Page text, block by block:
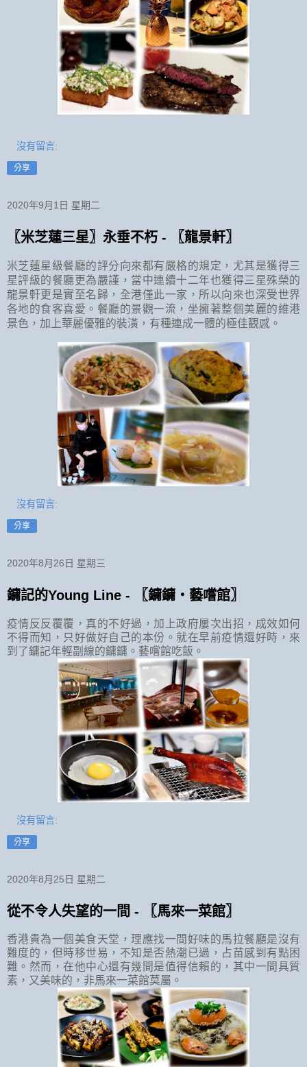
沒有留言:
分享
2020年9月1日 星期二
〖米芝蓮三星〗永垂不朽 - 〖龍景軒〗
米芝蓮星級餐廳的評分向來都有嚴格的規定，尤其是獲得三
星評級的餐廳更為嚴謹，當中連續十二年也獲得三星殊榮的
龍景軒更是實至名歸，全港僅此一家，所以向來也深受世界
各地的食客喜愛。餐廳的景觀一流，坐擁著整個美麗的維港
景色，加上華麗優雅的裝潢，有種連成一體的極佳觀感。
沒有留言:
分享
2020年8月26日 星期三
鏞記的Young Line - 〖鏞鏞・藝嚐館〗
疫情反反覆覆，真的不好過，加上政府屢次出招，成效如何
不得而知，只好做好自己的本份。就在早前疫情還好時，來
到了鏞記年輕副線的鏞鏞。藝嚐館吃飯。
沒有留言:
分享
2020年8月25日 星期二
從不令人失望的一間 - 〖馬來一菜館〗
香港貴為一個美食天堂，理應找一間好味的馬拉餐廳是沒有
難度的，但時移世易，不知是否熱潮已過，占苗感到有點困
難。然而，在他中心還有幾間是值得信賴的，其中一間具質
素，又美味的，非馬來一菜館莫屬。